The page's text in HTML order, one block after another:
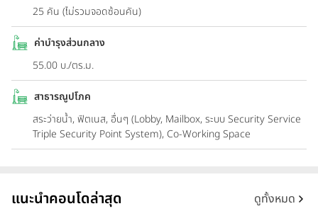
25 คัน (ไม่รวมจอดซ้อนคัน)
ค่าบำรุงส่วนกลาง
55.00 บ./ตร.ม.
สาธารณูปโภค
สระว่ายน้ำ, ฟิตเนส, อื่นๆ (Lobby, Mailbox, ระบบ Security Service
Triple Security Point System), Co-Working Space
แนะนำคอนโดล่าสุด ดูทั้งหมด